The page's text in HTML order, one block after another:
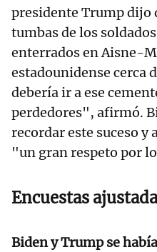
presidente Trump dijo
tumbas de los
enterrados en Aisne-
estadounidense cerca
debería ir a ese
perdedores", afirmó.
recordar este suceso
"un gran respeto por
Encuestas
Biden y Trump se